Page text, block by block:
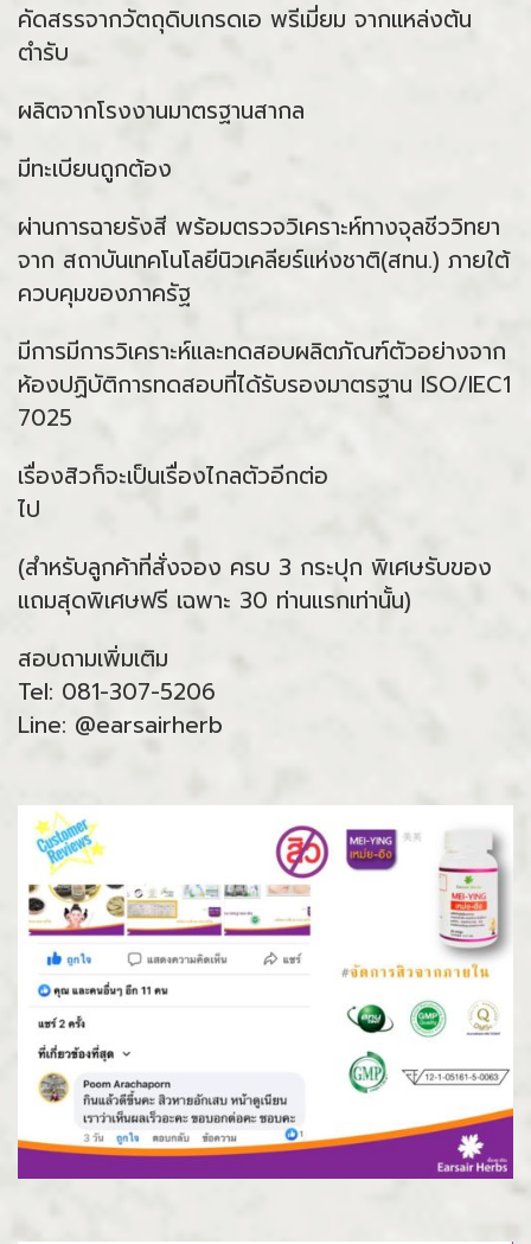
คัดสรรจากวัตถุดิบเกรดเอ พรีเมี่ยม จากแหล่งต้น
ตำรับ
ผลิตจากโรงงานมาตรฐานสากล
มีทะเบียนถูกต้อง
ผ่านการฉายรังสี พร้อมตรวจวิเคราะห์ทางจุลชีววิทยา
จาก สถาบันเทคโนโลยีนิวเคลียร์แห่งชาติ(สทน.) ภายใต้
ควบคุมของภาครัฐ
มีการมีการวิเคราะห์และทดสอบผลิตภัณฑ์ตัวอย่างจาก
ห้องปฏิบัติการทดสอบที่ได้รับรองมาตรฐาน ISO/IEC1
7025
เรื่องสิวก็จะเป็นเรื่องไกลตัวอีกต่อ
ไป
(สำหรับลูกค้าที่สั่งจอง ครบ 3 กระปุก พิเศษรับของ
แถมสุดพิเศษฟรี เฉพาะ 30 ท่านแรกเท่านั้น)
สอบถามเพิ่มเติม
Tel: 081-307-5206
Line: @earsairherb